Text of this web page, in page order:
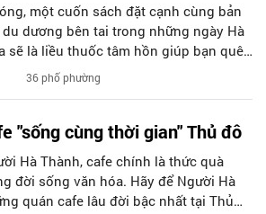
một cuốn sách đặt cạnh cùng bản
dương bên tai trong những ngày Hà
sẽ là liều thuốc tâm hồn giúp bạn quên
Người Hà Nội tìm hiểu 5 quán cà phê
thị xô bồ ở Hà Nội dưới đây nhé!
36 phố phường
"sống cùng thời gian" Thủ đô
Hà Thành, cafe chính là thức quà
đời sống văn hóa. Hãy để Người Hà
quán cafe lâu đời bậc nhất tại Thủ